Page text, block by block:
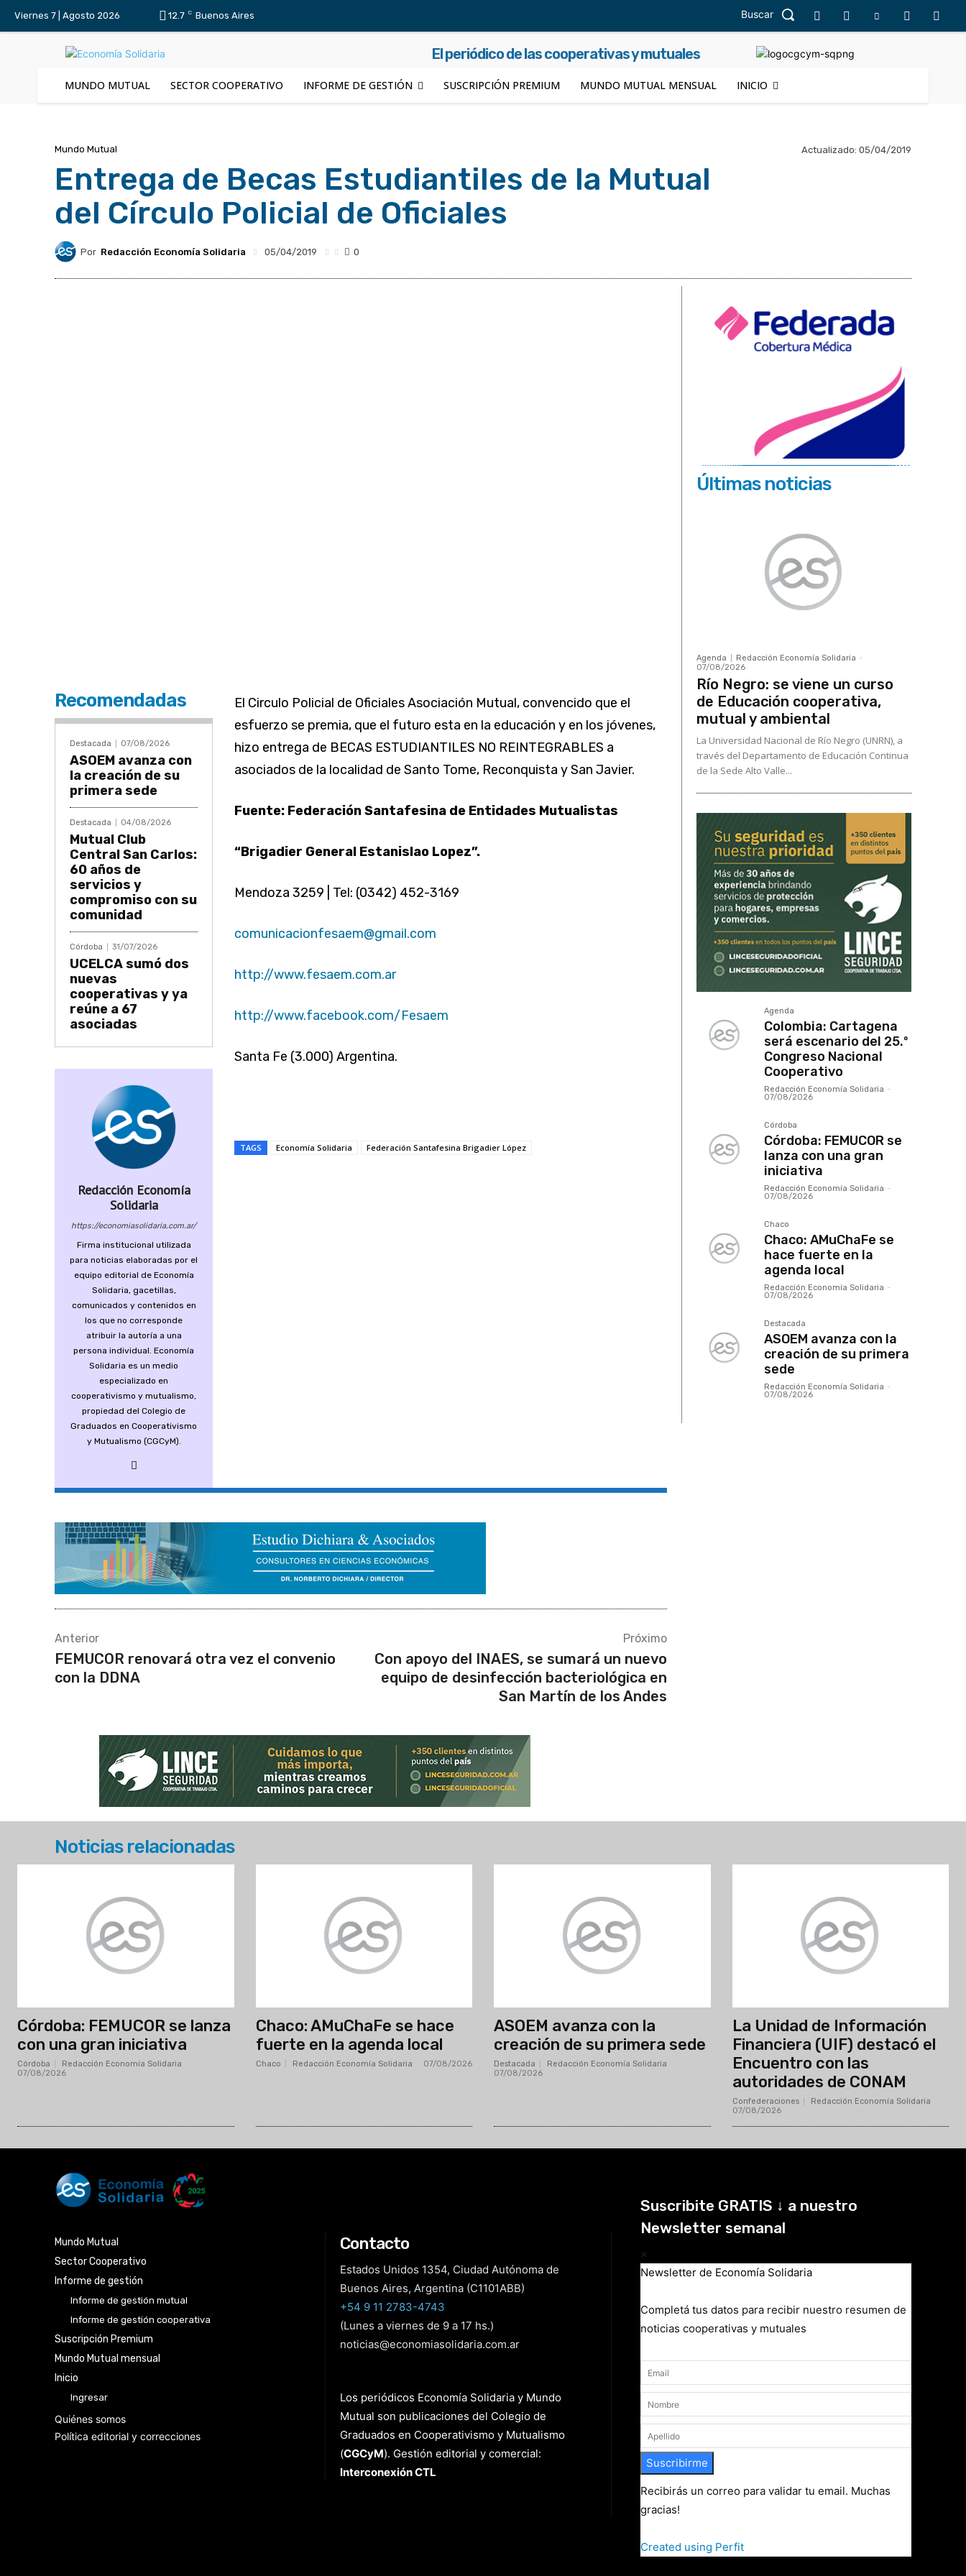
Viernes 7 | Agosto 2026 12.7 C Buenos Aires Buscar
El periódico de las cooperativas y mutuales
MUNDO MUTUAL SECTOR COOPERATIVO INFORME DE GESTIÓN SUSCRIPCIÓN PREMIUM MUNDO MUTUAL MENSUAL INICIO
Mundo Mutual Actualizado: 05/04/2019
Entrega de Becas Estudiantiles de la Mutual
del Círculo Policial de Oficiales
Por Redacción Economía Solidaria 05/04/2019 0
Recomendadas
Destacada 07/08/2026
ASOEM avanza con
la creación de su
primera sede
Destacada 04/08/2026
Mutual Club
Central San Carlos:
60 años de
servicios y
compromiso con su
comunidad
Córdoba 31/07/2026
UCELCA sumó dos
nuevas
cooperativas y ya
reúne a 67
asociadas
Redacción Economía
Solidaria
https://economiasolidaria.com.ar/
Firma institucional utilizada
para noticias elaboradas por el
equipo editorial de Economía
Solidaria, gacetillas,
comunicados y contenidos en
los que no corresponde
atribuir la autoría a una
persona individual. Economía
Solidaria es un medio
especializado en
cooperativismo y mutualismo,
propiedad del Colegio de
Graduados en Cooperativismo
y Mutualismo (CGCyM).
El Circulo Policial de Oficiales Asociación Mutual, convencido que el
esfuerzo se premia, que el futuro esta en la educación y en los jóvenes,
hizo entrega de BECAS ESTUDIANTILES NO REINTEGRABLES a
asociados de la localidad de Santo Tome, Reconquista y San Javier.
Fuente: Federación Santafesina de Entidades Mutualistas
“Brigadier General Estanislao Lopez”.
Mendoza 3259 | Tel: (0342) 452-3169
comunicacionfesaem@gmail.com
http://www.fesaem.com.ar
http://www.facebook.com/Fesaem
Santa Fe (3.000) Argentina.
TAGS Economía Solidaria Federación Santafesina Brigadier López
Anterior
FEMUCOR renovará otra vez el convenio
con la DDNA
Próximo
Con apoyo del INAES, se sumará un nuevo
equipo de desinfección bacteriológica en
San Martín de los Andes
Últimas noticias
Agenda Redacción Economía Solidaria -
07/08/2026
Río Negro: se viene un curso
de Educación cooperativa,
mutual y ambiental
La Universidad Nacional de Río Negro (UNRN), a
través del Departamento de Educación Continua
de la Sede Alto Valle...
Agenda
Colombia: Cartagena
será escenario del 25.º
Congreso Nacional
Cooperativo
Redacción Economía Solidaria -
07/08/2026
Córdoba
Córdoba: FEMUCOR se
lanza con una gran
iniciativa
Redacción Economía Solidaria -
07/08/2026
Chaco
Chaco: AMuChaFe se
hace fuerte en la
agenda local
Redacción Economía Solidaria -
07/08/2026
Destacada
ASOEM avanza con la
creación de su primera
sede
Redacción Economía Solidaria -
07/08/2026
Noticias relacionadas
Córdoba: FEMUCOR se lanza
con una gran iniciativa
Córdoba Redacción Economía Solidaria
07/08/2026
Chaco: AMuChaFe se hace
fuerte en la agenda local
Chaco Redacción Economía Solidaria 07/08/2026
ASOEM avanza con la
creación de su primera sede
Destacada Redacción Economía Solidaria
07/08/2026
La Unidad de Información
Financiera (UIF) destacó el
Encuentro con las
autoridades de CONAM
Confederaciones Redacción Economía Solidaria
07/08/2026
Mundo Mutual
Sector Cooperativo
Informe de gestión
Informe de gestión mutual
Informe de gestión cooperativa
Suscripción Premium
Mundo Mutual mensual
Inicio
Ingresar
Quiénes somos
Política editorial y correcciones
Contacto
Estados Unidos 1354, Ciudad Autónoma de
Buenos Aires, Argentina (C1101ABB)
+54 9 11 2783-4743
(Lunes a viernes de 9 a 17 hs.)
noticias@economiasolidaria.com.ar
Los periódicos Economía Solidaria y Mundo
Mutual son publicaciones del Colegio de
Graduados en Cooperativismo y Mutualismo
(CGCyM). Gestión editorial y comercial:
Interconexión CTL
Suscribite GRATIS ↓ a nuestro
Newsletter semanal
×
Newsletter de Economía Solidaria
Completá tus datos para recibir nuestro resumen de
noticias cooperativas y mutuales
Suscribirme
Recibirás un correo para validar tu email. Muchas
gracias!
Created using Perfit